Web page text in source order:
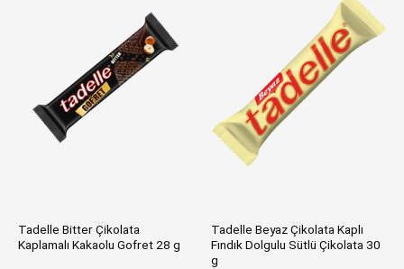
Tadelle Bitter Çikolata
Kaplamalı Kakaolu Gofret 28 g
Tadelle Beyaz Çikolata Kaplı
Fındık Dolgulu Sütlü Çikolata 30
g